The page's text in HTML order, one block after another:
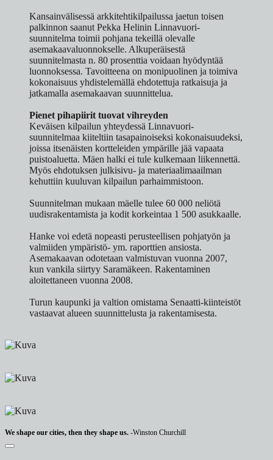
Kansainvälisessä arkkitehtikilpailussa jaetun toisen
palkinnon saanut Pekka Helinin Linnavuori-
suunnitelma toimii pohjana tekeillä olevalle
asemakaavaluonnokselle. Alkuperäisestä
suunnitelmasta n. 80 prosenttia voidaan hyödyntää
luonnoksessa. Tavoitteena on monipuolinen ja toimiva
kokonaisuus yhdistelemällä ehdotettuja ratkaisuja ja
jatkamalla asemakaavan suunnittelua.
Pienet pihapiirit tuovat vihreyden
Keväisen kilpailun yhteydessä Linnavuori-
suunnitelmaa kiiteltiin tasapainoiseksi kokonaisuudeksi,
joissa itsenäisten kortteleiden ympärille jää vapaata
puistoaluetta. Mäen halki ei tule kulkemaan liikennettä.
Myös ehdotuksen julkisivu- ja materiaalimaailman
kehuttiin kuuluvan kilpailun parhaimmistoon.
Suunnitelman mukaan mäelle tulee 60 000 neliötä
uudisrakentamista ja kodit korkeintaa 1 500 asukkaalle.
Hanke voi edetä nopeasti perusteellisen pohjatyön ja
valmiiden ympäristö- ym. raporttien ansiosta.
Asemakaavan odotetaan valmistuvan vuonna 2007,
kun vankila siirtyy Saramäkeen. Rakentaminen
aloitettaneen vuonna 2008.
Turun kaupunki ja valtion omistama Senaatti-kiinteistöt
vastaavat alueen suunnittelusta ja rakentamisesta.
We shape our cities, then they shape us. -Winston Churchill